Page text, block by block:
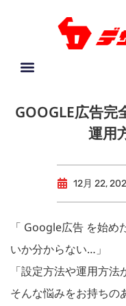
GOOGLE広告完
運用
12月 22,
「 Google広告 を始
いか分からない…」
「設定方法や運用方
そんな悩みをお持ち